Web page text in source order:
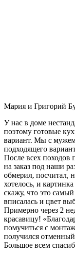
Мария и Григорий
У нас в доме
поэтому готовые
вариант. Мы с
подходящего
После всех походов
на заказ под наши
обмерил, посчитал,
хотелось, и
скажу, что это
вписалась и цвет
Примерно через 2
красавицу!
помучиться с
получился
Большое всем